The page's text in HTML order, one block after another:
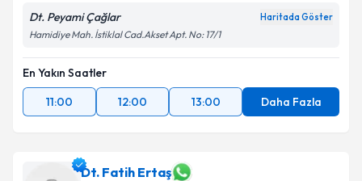
Dt. Peyami Çağlar Haritada Göster
Hamidiye Mah. İstiklal Cad.Akset Apt. No: 17/1
En Yakın Saatler
11:00
12:00 13:00 Daha Fazla
Dt. Fatih Ertaş